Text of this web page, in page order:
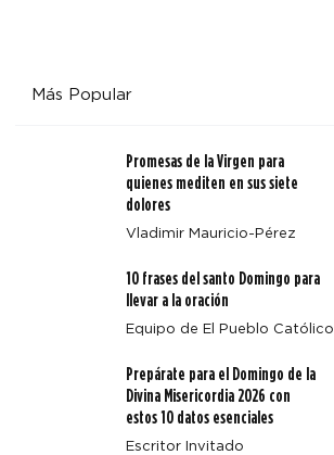
Más Popular
Promesas de la Virgen para
quienes mediten en sus siete
dolores
Vladimir Mauricio-Pérez
10 frases del santo Domingo para
llevar a la oración
Equipo de El Pueblo Católico
Prepárate para el Domingo de la
Divina Misericordia 2026 con
estos 10 datos esenciales
Escritor Invitado